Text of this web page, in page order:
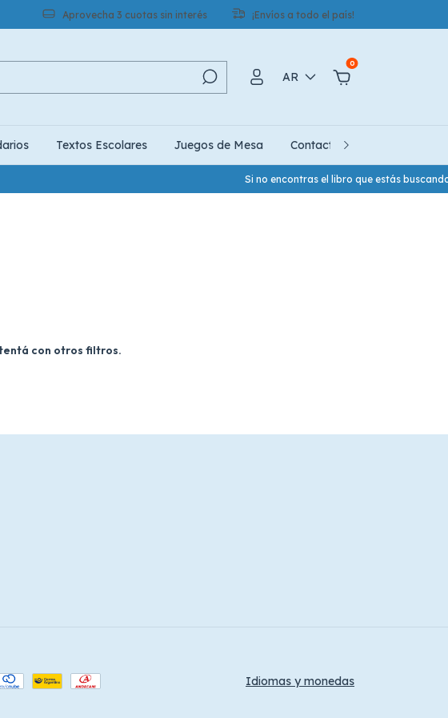
Aprovecha 3 cuotas sin interés ¡Envíos a todo el país!
AR
0
Textos Escolares Juegos de Mesa Contacto
Si no encontras el libro que estás
con otros filtros.
Idiomas y monedas